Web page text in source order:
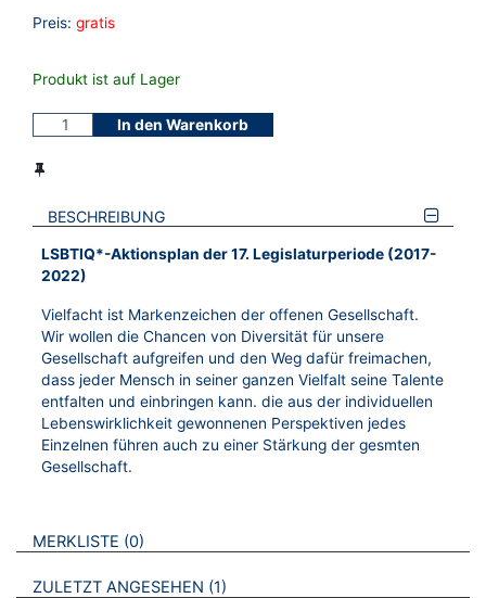
Preis: gratis
Produkt ist auf Lager
In den Warenkorb
BESCHREIBUNG
LSBTIQ*-Aktionsplan der 17. Legislaturperiode (2017-
2022)
Vielfacht ist Markenzeichen der offenen Gesellschaft.
Wir wollen die Chancen von Diversität für unsere
Gesellschaft aufgreifen und den Weg dafür freimachen,
dass jeder Mensch in seiner ganzen Vielfalt seine Talente
entfalten und einbringen kann. die aus der individuellen
Lebenswirklichkeit gewonnenen Perspektiven jedes
Einzelnen führen auch zu einer Stärkung der gesmten
Gesellschaft.
VERWEISE AUF VERMERKTE- ODER ZULETZT ANGESEHENE
MERKLISTE 0 BROSCHÜREN
ZULETZT ANGESEHEN 1 BROSCHÜREN